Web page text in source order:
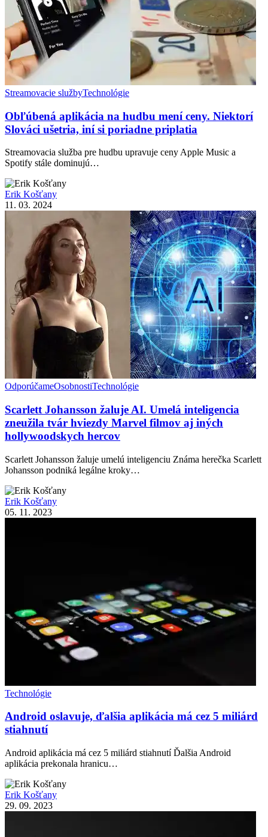
Streamovacie službyTechnológie
Obľúbená aplikácia na hudbu mení ceny. Niektorí
Slováci ušetria, iní si poriadne priplatia
Streamovacia služba pre hudbu upravuje ceny Apple Music a
Spotify stále dominujú…
Erik Košťany
11. 03. 2024
OdporúčameOsobnostiTechnológie
Scarlett Johansson žaluje AI. Umelá inteligencia
zneužila tvár hviezdy Marvel filmov aj iných
hollywoodskych hercov
Scarlett Johansson žaluje umelú inteligenciu Známa herečka Scarlett
Johansson podniká legálne kroky…
Erik Košťany
05. 11. 2023
Technológie
Android oslavuje, ďalšia aplikácia má cez 5 miliárd
stiahnutí
Android aplikácia má cez 5 miliárd stiahnutí Ďalšia Android
aplikácia prekonala hranicu…
Erik Košťany
29. 09. 2023